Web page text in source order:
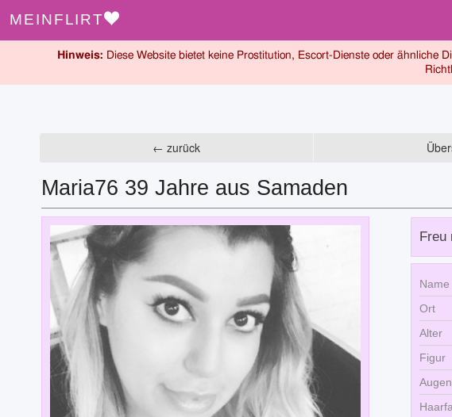
MEINFLIRT
Hinweis: Diese Website bietet keine Prostitution, Escort-Dienste oder ähnliche
← zurück
Maria76 39 Jahre aus Samaden
Freu
Name
Ort
Alter
Figur